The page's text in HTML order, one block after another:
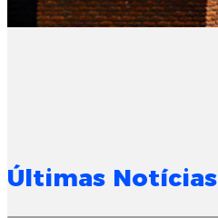
Últimas Notícias